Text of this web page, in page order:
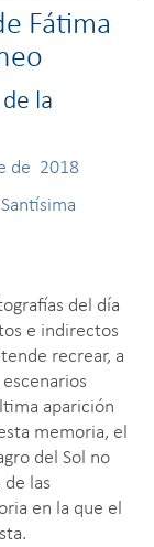
Fátima
la
de 2018
del día
e indirectos
recrear, a
aparición
memoria, el
del Sol no
las
en la que el